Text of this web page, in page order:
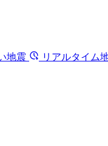
地震 リアルタイム